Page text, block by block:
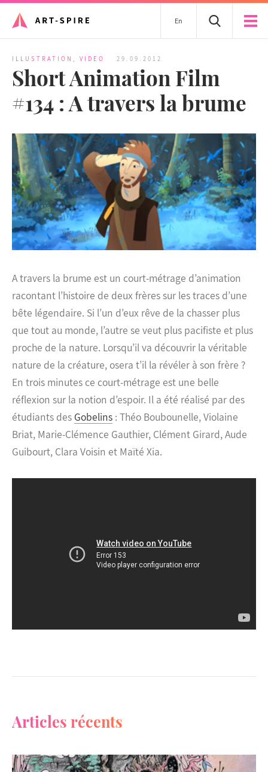
En
ILLUSTRATION , VIDEO 29.09.2012
Short Animation Film
#134 : A travers la brume
A travers la brume est un court-métrage d’animation
racontant l’histoire de deux frères sur les traces d’une
bête légendaire. Si l’un d’eux rêve de la chasser plus
que tout au monde, l’autre se veut plus pacifiste et plus
proche de la nature. Lorsqu’il va découvrir la véritable
nature de la créature, osera t’il la révéler à son frère ?
En trois minutes ce court-métrage est une belle
réflexion sur la notion d’espoir. Il a été réalisé par des
étudiants des Gobelins : Théo Boubounelle, Violaine
Briat, Marie-Clémence Gauthier, Clément Girard, Aude
Guibourt, Clara Voisin et Maïté Xia.
Articles récents